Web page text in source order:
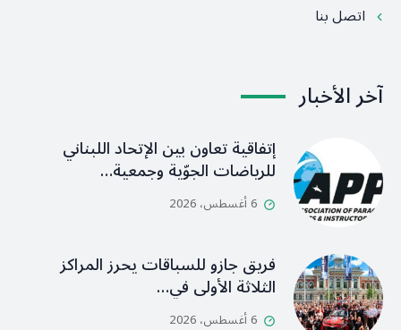
اتصل بنا
آخر الأخبار
إتفاقية تعاون بين الإتحاد اللبناني
للرياضات الجوّية وجمعية…
6 أغسطس، 2026
فريق جازو للسباقات يحرز المراكز
الثلاثة الأولى في…
6 أغسطس، 2026